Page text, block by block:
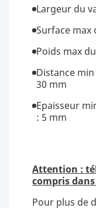
Largeur du
Surface max
Poids max
Distance
30 mm
Epaisseur
: 5 mm
Attention :
compris
Pour plus de